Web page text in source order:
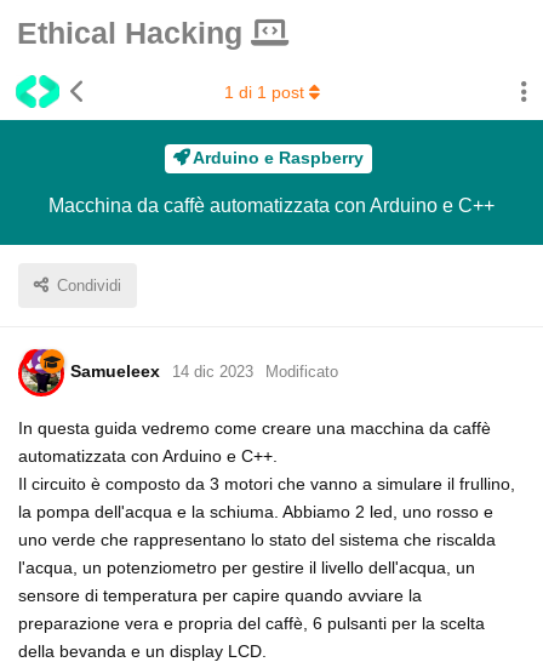
Ethical Hacking
Arduino e Raspberry
Macchina da caffè automatizzata con Arduino e C++
Condividi
1 di 1 post
Samueleex 14 dic 2023 Modificato
In questa guida vedremo come creare una macchina da caffè
automatizzata con Arduino e C++.
Il circuito è composto da 3 motori che vanno a simulare il frullino,
la pompa dell'acqua e la schiuma. Abbiamo 2 led, uno rosso e
uno verde che rappresentano lo stato del sistema che riscalda
l'acqua, un potenziometro per gestire il livello dell'acqua, un
sensore di temperatura per capire quando avviare la
preparazione vera e propria del caffè, 6 pulsanti per la scelta
della bevanda e un display LCD.